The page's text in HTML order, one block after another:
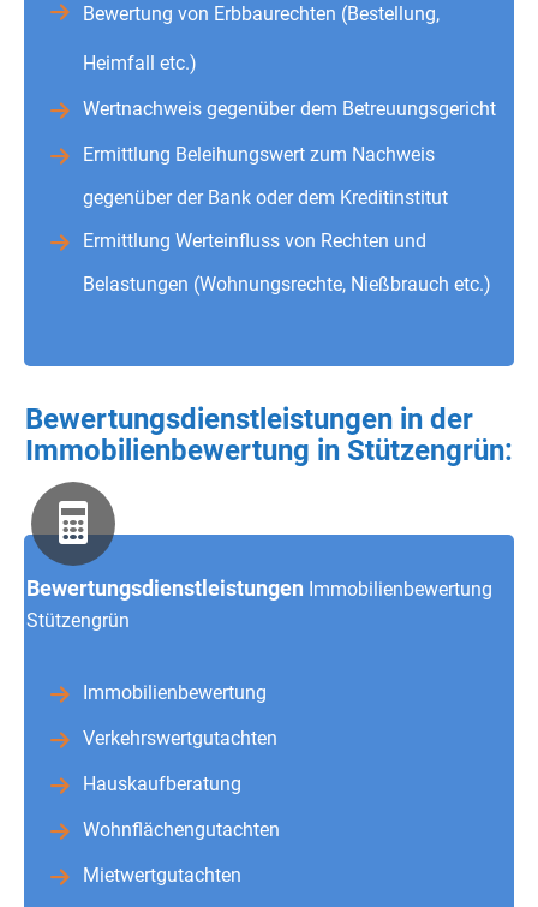
Bewertung von Erbbaurechten (Bestellung,
Heimfall etc.)
Wertnachweis gegenüber dem Betreuungsgericht
Ermittlung Beleihungswert zum Nachweis
gegenüber der Bank oder dem Kreditinstitut
Ermittlung Werteinfluss von Rechten und
Belastungen (Wohnungsrechte, Nießbrauch etc.)
Bewertungsdienstleistungen in der
Immobilienbewertung in Stützengrün:
Bewertungsdienstleistungen Immobilienbewertung
Stützengrün
Immobilienbewertung
Verkehrswertgutachten
Hauskaufberatung
Wohnflächengutachten
Mietwertgutachten